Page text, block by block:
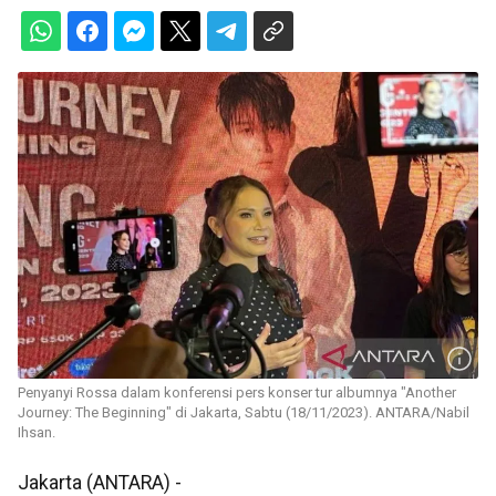
Penyanyi Rossa dalam konferensi pers konser tur albumnya "Another
Journey: The Beginning" di Jakarta, Sabtu (18/11/2023). ANTARA/Nabil
Ihsan.
Jakarta (ANTARA) -